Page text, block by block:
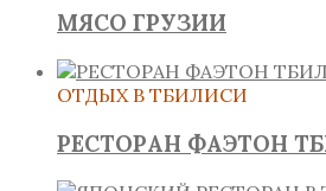
МЯСО ГРУЗИИ
ОТДЫХ В ТБИЛИСИ
РЕСТОРАН ФАЭТОН